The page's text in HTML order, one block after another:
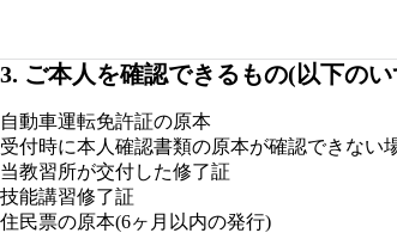
ご本人を確認できるもの(以下の
自動車運転免許証の原本
受付時に本人確認書類の原本が確認できない
当教習所が交付した修了証
技能講習修了証
住民票の原本(6ヶ月以内の発行)